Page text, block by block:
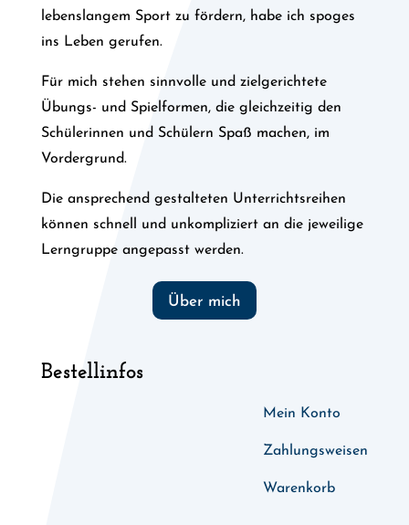
lebenslangem Sport zu fördern, habe ich spoges
ins Leben gerufen.
Für mich stehen sinnvolle und zielgerichtete
Übungs- und Spielformen, die gleichzeitig den
Schülerinnen und Schülern Spaß machen, im
Vordergrund.
Die ansprechend gestalteten Unterrichtsreihen
können schnell und unkompliziert an die jeweilige
Lerngruppe angepasst werden.
Über mich
Bestellinfos
Mein Konto
Zahlungsweisen
Warenkorb